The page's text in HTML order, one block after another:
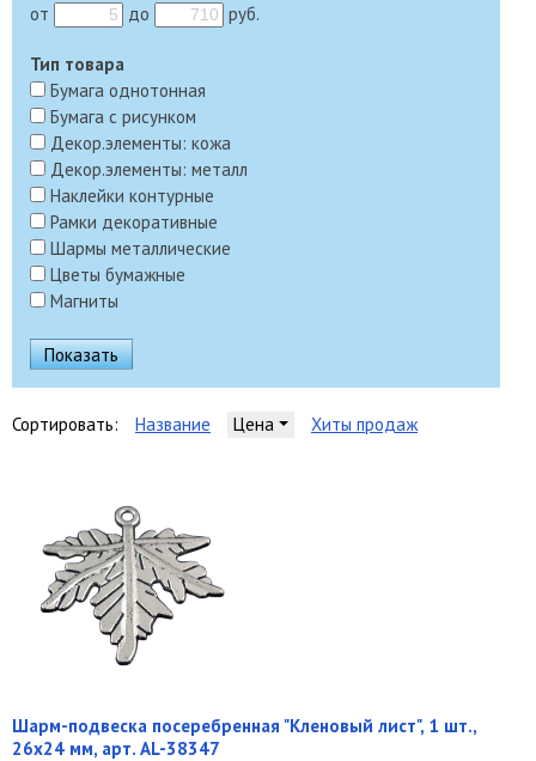
от
до руб.
Тип товара
Бумага однотонная
Бумага с рисунком
Декор.элементы: кожа
Декор.элементы: металл
Наклейки контурные
Рамки декоративные
Шармы металлические
Цветы бумажные
Магниты
Сортировать: Название Цена Хиты продаж
Шарм-подвеска посеребренная "Кленовый лист", 1 шт.,
26х24 мм, арт. AL-38347